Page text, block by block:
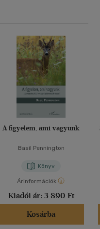
A figyelem, ami vagyunk
Basil Pennington
Könyv
Árinformációk
Kiadói ár: 3 890 Ft
Kosárba